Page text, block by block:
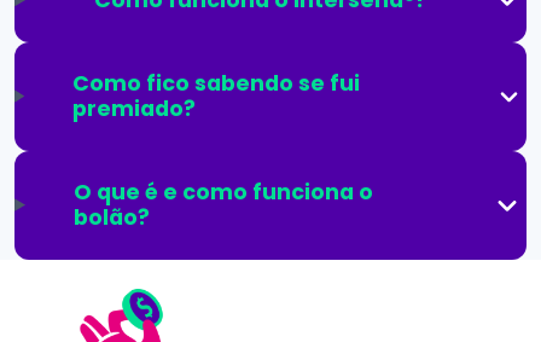
Como fico sabendo se fui
premiado?
O que é e como funciona o
bolão?